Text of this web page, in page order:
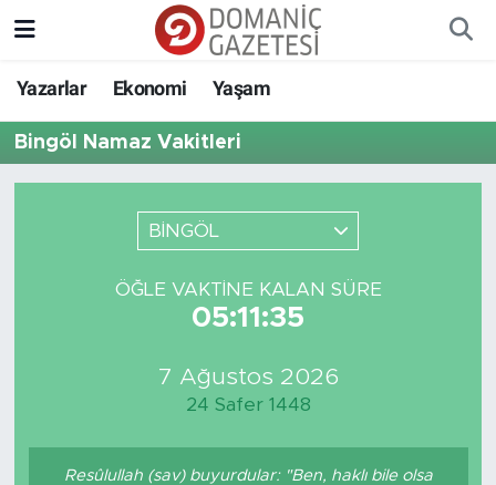
Yazarlar Ekonomi Yaşam
Bingöl Namaz Vakitleri
BİNGÖL
ÖĞLE VAKTINE KALAN SÜRE
05:11:35
7 Ağustos 2026
24 Safer 1448
Resûlullah (sav) buyurdular: "Ben, haklı bile olsa